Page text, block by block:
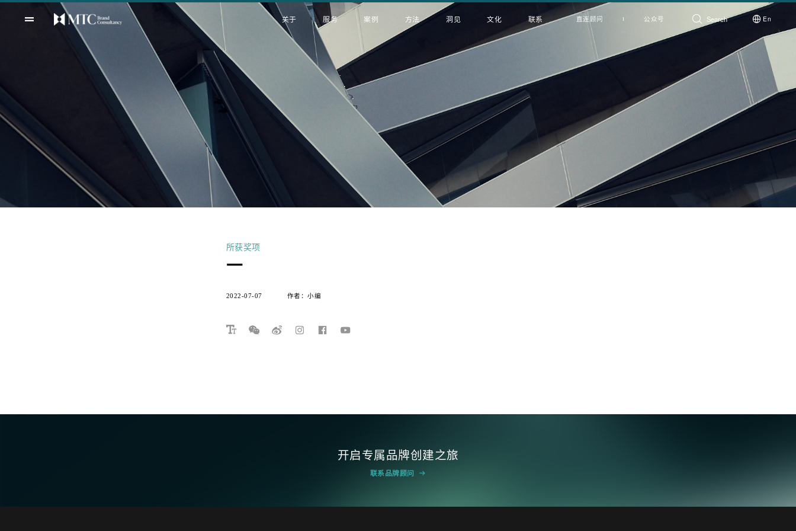
关于 服务 案例 方法 洞见 文化 联系 直连顾问 公众号 En
方法
洞见
所获奖项
一
2022-07-07 作者：小编
开启专属品牌创建之旅
联系品牌顾问